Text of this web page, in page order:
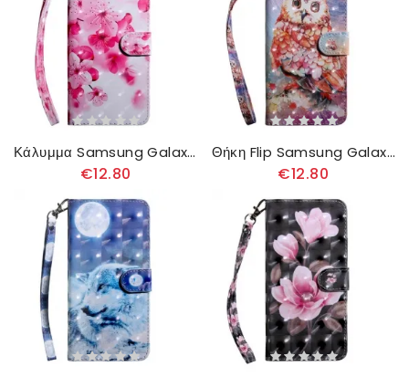
Κάλυμμα Samsung Galaxy A51 Ροζ Λουλούδια
€12.80
Θήκη Flip Samsung Galaxy A51 Κουκουβάγια Ο Ζωγράφος
€12.80